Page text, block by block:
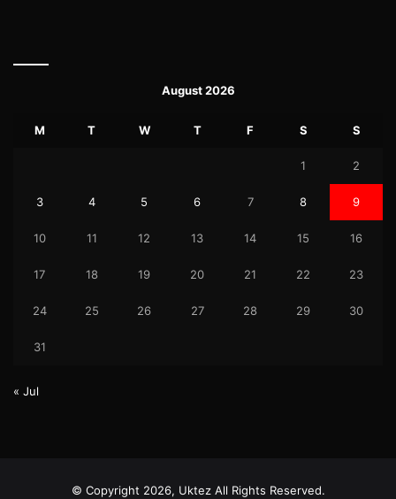
August 2026
M T W T F S S
1 2
3 4 5 6 7 8 9
10 11 12 13 14 15 16
17 18 19 20 21 22 23
24 25 26 27 28 29 30
31
« Jul
© Copyright 2026, Uktez All Rights Reserved.